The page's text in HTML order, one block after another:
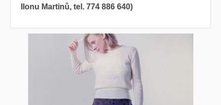
Ilonu Martinů, tel. 774 886 640)